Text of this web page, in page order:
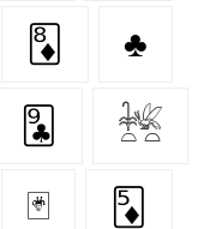
🃈 ♣️
🃙 𓆥
🃏 🃅